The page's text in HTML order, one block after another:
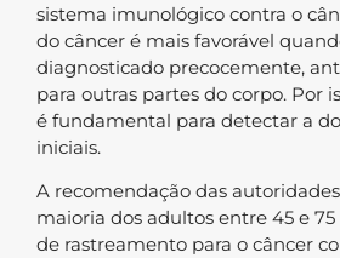
sistema imunológico contra o
do câncer é mais favorável
diagnosticado precocemente,
para outras partes do corpo. Por
é fundamental para detectar a
iniciais.
A recomendação das
maioria dos adultos entre 45 e
de rastreamento para o câncer